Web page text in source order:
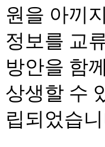
원을 아끼
정보를 교
방안을 함
상생할 수
립되었습